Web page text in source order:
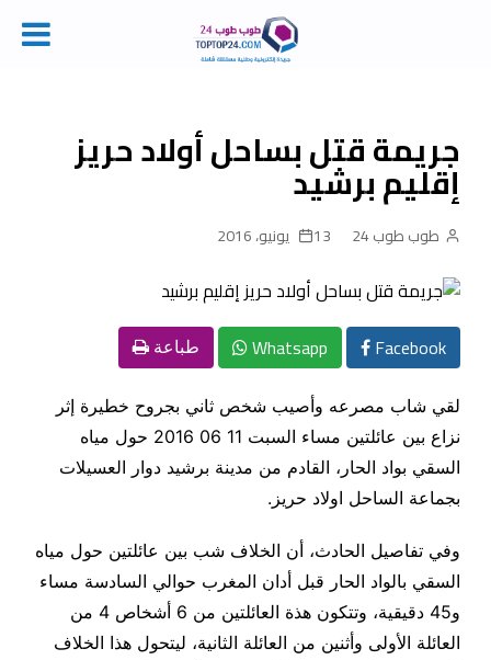
جريمة قتل بساحل أولاد حريز
إقليم برشيد
طوب طوب 24 13 يونيو، 2016
Facebook
Whatsapp طباعة
لقي شاب مصرعه وأصيب شخص ثاني بجروح خطيرة إثر
نزاع بين عائلتين مساء السبت 11 06 2016 حول مياه
السقي بواد الحار، القادم من مدينة برشيد دوار العسيلات
بجماعة الساحل اولاد حريز.
وفي تفاصيل الحادث، أن الخلاف شب بين عائلتين حول مياه
السقي بالواد الحار قبل أدان المغرب حوالي السادسة مساء
و45 دقيقية، وتتكون هذة العائلتين من 6 أشخاص 4 من
العائلة الأولى وأثنين من العائلة الثانية، ليتحول هذا الخلاف